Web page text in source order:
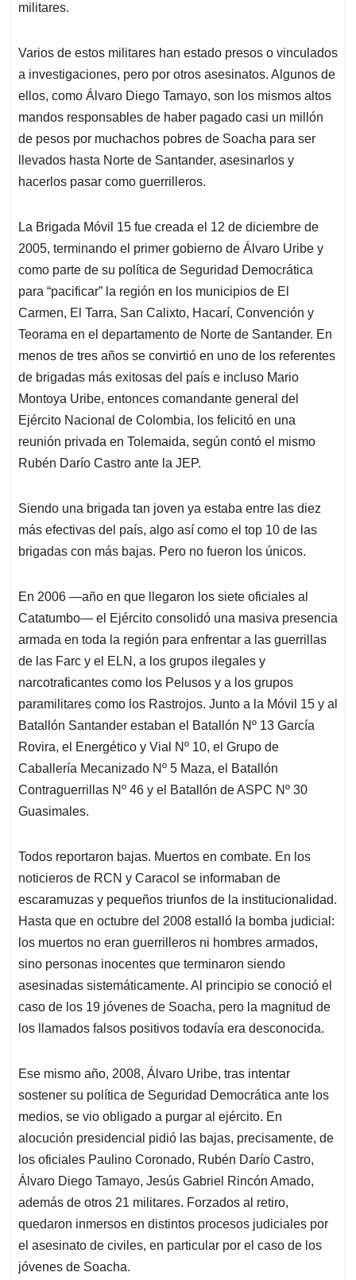
militares.
Varios de estos militares han estado presos o vinculados
a investigaciones, pero por otros asesinatos. Algunos de
ellos, como Álvaro Diego Tamayo, son los mismos altos
mandos responsables de haber pagado casi un millón
de pesos por muchachos pobres de Soacha para ser
llevados hasta Norte de Santander, asesinarlos y
hacerlos pasar como guerrilleros.
La Brigada Móvil 15 fue creada el 12 de diciembre de
2005, terminando el primer gobierno de Álvaro Uribe y
como parte de su política de Seguridad Democrática
para “pacificar” la región en los municipios de El
Carmen, El Tarra, San Calixto, Hacarí, Convención y
Teorama en el departamento de Norte de Santander. En
menos de tres años se convirtió en uno de los referentes
de brigadas más exitosas del país e incluso Mario
Montoya Uribe, entonces comandante general del
Ejército Nacional de Colombia, los felicitó en una
reunión privada en Tolemaida, según contó el mismo
Rubén Darío Castro ante la JEP.
Siendo una brigada tan joven ya estaba entre las diez
más efectivas del país, algo así como el top 10 de las
brigadas con más bajas. Pero no fueron los únicos.
En 2006 —año en que llegaron los siete oficiales al
Catatumbo— el Ejército consolidó una masiva presencia
armada en toda la región para enfrentar a las guerrillas
de las Farc y el ELN, a los grupos ilegales y
narcotraficantes como los Pelusos y a los grupos
paramilitares como los Rastrojos. Junto a la Móvil 15 y al
Batallón Santander estaban el Batallón Nº 13 García
Rovira, el Energético y Vial Nº 10, el Grupo de
Caballería Mecanizado Nº 5 Maza, el Batallón
Contraguerrillas Nº 46 y el Batallón de ASPC Nº 30
Guasimales.
Todos reportaron bajas. Muertos en combate. En los
noticieros de RCN y Caracol se informaban de
escaramuzas y pequeños triunfos de la institucionalidad.
Hasta que en octubre del 2008 estalló la bomba judicial:
los muertos no eran guerrilleros ni hombres armados,
sino personas inocentes que terminaron siendo
asesinadas sistemáticamente. Al principio se conoció el
caso de los 19 jóvenes de Soacha, pero la magnitud de
los llamados falsos positivos todavía era desconocida.
Ese mismo año, 2008, Álvaro Uribe, tras intentar
sostener su política de Seguridad Democrática ante los
medios, se vio obligado a purgar al ejército. En
alocución presidencial pidió las bajas, precisamente, de
los oficiales Paulino Coronado, Rubén Darío Castro,
Álvaro Diego Tamayo, Jesús Gabriel Rincón Amado,
además de otros 21 militares. Forzados al retiro,
quedaron inmersos en distintos procesos judiciales por
el asesinato de civiles, en particular por el caso de los
jóvenes de Soacha.